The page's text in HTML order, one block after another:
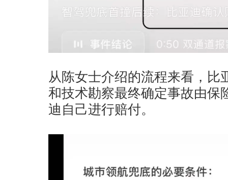
从陈女士介绍的流程来看，比
和技术勘察最终确定事故由保
迪自己进行赔付。